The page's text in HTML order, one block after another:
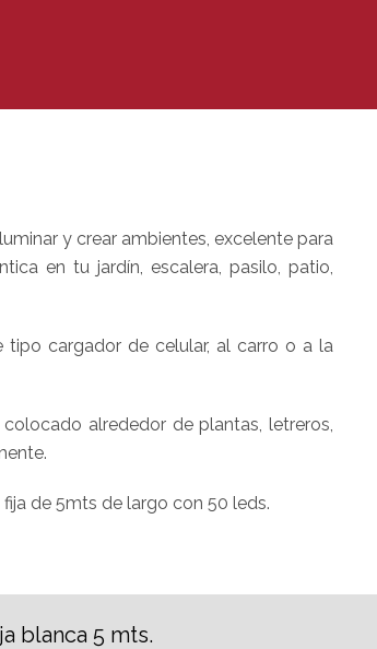
y crear ambientes, excelente para
en tu jardín, escalera, pasilo, patio,
cargador de celular, al carro o a la
alrededor de plantas, letreros,
de 5mts de largo con 50 leds.
blanca 5 mts.